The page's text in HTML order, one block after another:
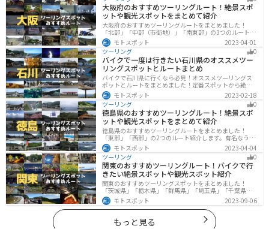
大阪府のおすすめツーリングルート！絶景スポ
ットや観光スポットをまとめて紹介
大阪府のおすすめツーリングルートをまとめました！
「北部」「中部（市街地）」「南東部」の3つのルート紹
介します。歴史と近代が融合した魅力的なエリアで様々
な楽しみ方ができます。バイクで大阪府にツーリングに
行く際は参考にしてください。
モトスポット
2023-04-01
ツーリング
0
バイクで一度は行きたい石川県のオススメツー
リングスポットとルートまとめ
バイクで石川県に行くなら必見！オススメツーリングス
ポットとルートをまとめました！定番スポットから絶景
スポット、温泉、海、グルメなど様々なジャンルで楽し
めます。バイクで石川ツーリングに行こうと思っている
人は、参考にしてください。
モトスポット
2023-02-18
ツーリング
0
徳島県のおすすめツーリングルート！絶景スポ
ットや観光スポットをまとめて紹介
徳島県のおすすめツーリングルートをまとめました！
「東部」「西部」の2つのルート紹介します。有名なうず
しおや山を中心とした自然豊かなスポットが多数ありま
す。バイクで徳島県にツーリングに行く際は参考にして
ください。
モトスポット
2023-04-04
ツーリング
0
関東のおすすめツーリングルート！バイクで行
きたい絶景スポットや観光スポット紹介
関東のおすすめツーリングスポットをまとめました！
「茨城県」「栃木県」「群馬県」「埼玉県」「千葉県」
「東京都」「神奈川県」の各県の観光地紹介します。自
然豊かな山々や湖、温泉地が点在し、四季折々の景色を
楽しめるスポットが多数あります。バイクで関東にツー
リングに行く際は参考にしてください。
モトスポット 2023-09-06
もっと見る